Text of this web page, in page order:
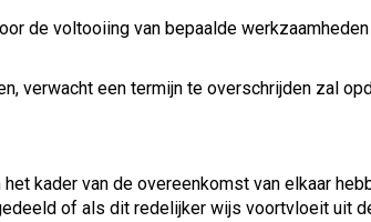
de voltooiing van bepaalde
verwacht een termijn te overschrijden zal
kader van de overeenkomst van elkaar
of als dit redelijker wijs voortvloeit uit